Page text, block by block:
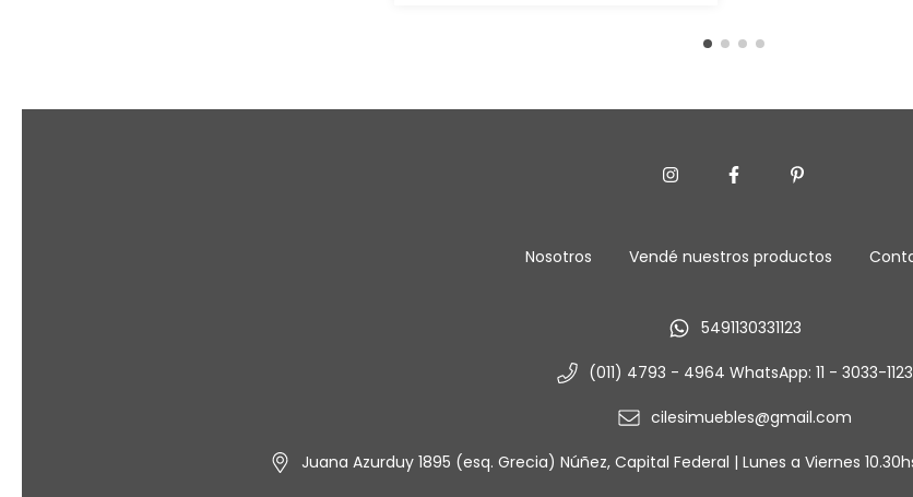
Nosotros Vendé nuestros productos
5491130331123
(011) 4793 - 4964 WhatsApp: 11 - 3033-1123
cilesimuebles@gmail.com
Juana Azurduy 1895 (esq. Grecia) Núñez, Capital Federal | Lunes a Viernes